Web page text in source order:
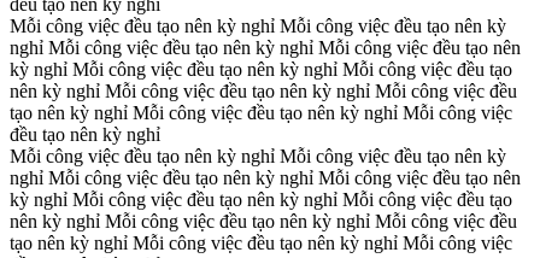
đều tạo nên kỳ nghỉ
Mỗi công việc đều tạo nên kỳ nghỉ Mỗi công việc đều tạo nên kỳ
nghỉ Mỗi công việc đều tạo nên kỳ nghỉ Mỗi công việc đều tạo nên
kỳ nghỉ Mỗi công việc đều tạo nên kỳ nghỉ Mỗi công việc đều tạo
nên kỳ nghỉ Mỗi công việc đều tạo nên kỳ nghỉ Mỗi công việc đều
tạo nên kỳ nghỉ Mỗi công việc đều tạo nên kỳ nghỉ Mỗi công việc
đều tạo nên kỳ nghỉ
Mỗi công việc đều tạo nên kỳ nghỉ Mỗi công việc đều tạo nên kỳ
nghỉ Mỗi công việc đều tạo nên kỳ nghỉ Mỗi công việc đều tạo nên
kỳ nghỉ Mỗi công việc đều tạo nên kỳ nghỉ Mỗi công việc đều tạo
nên kỳ nghỉ Mỗi công việc đều tạo nên kỳ nghỉ Mỗi công việc đều
tạo nên kỳ nghỉ Mỗi công việc đều tạo nên kỳ nghỉ Mỗi công việc